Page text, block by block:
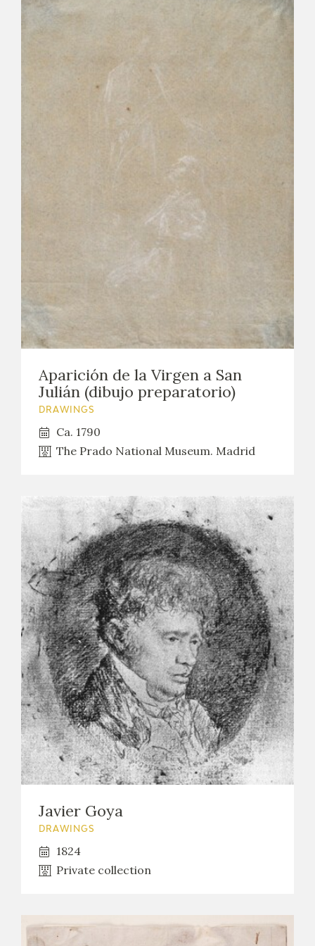
Aparición de la Virgen a San
Julián (dibujo preparatorio)
DRAWINGS
Ca. 1790
The Prado National Museum. Madrid
Javier Goya
DRAWINGS
1824
Private collection